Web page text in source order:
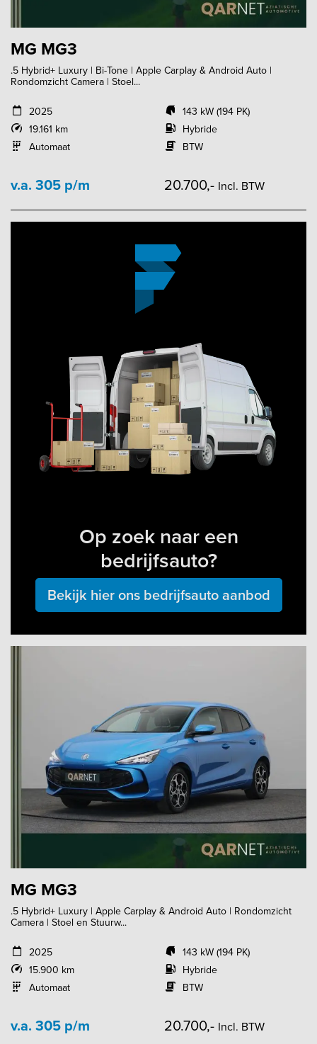
MG MG3
.5 Hybrid+ Luxury | Bi-Tone | Apple Carplay & Android Auto |
Rondomzicht Camera | Stoel...
2025
19.161 km
Automaat
143 kW (194 PK)
Hybride
BTW
v.a. 305 p/m 20.700,- Incl. BTW
Op zoek naar een
bedrijfsauto?
Bekijk hier ons bedrijfsauto aanbod
MG MG3
.5 Hybrid+ Luxury | Apple Carplay & Android Auto | Rondomzicht
Camera | Stoel en Stuurw...
2025
15.900 km
Automaat
143 kW (194 PK)
Hybride
BTW
v.a. 305 p/m 20.700,- Incl. BTW